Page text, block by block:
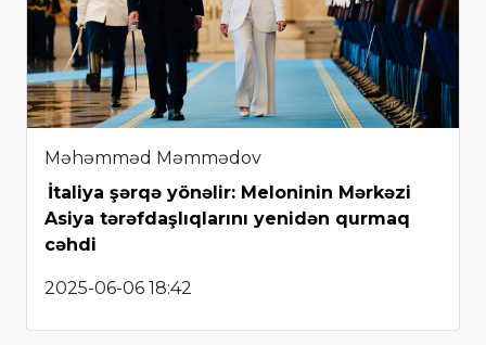
Məhəmməd Məmmədov
İtaliya şərqə yönəlir: Meloninin Mərkəzi
Asiya tərəfdaşlıqlarını yenidən qurmaq
cəhdi
2025-06-06 18:42